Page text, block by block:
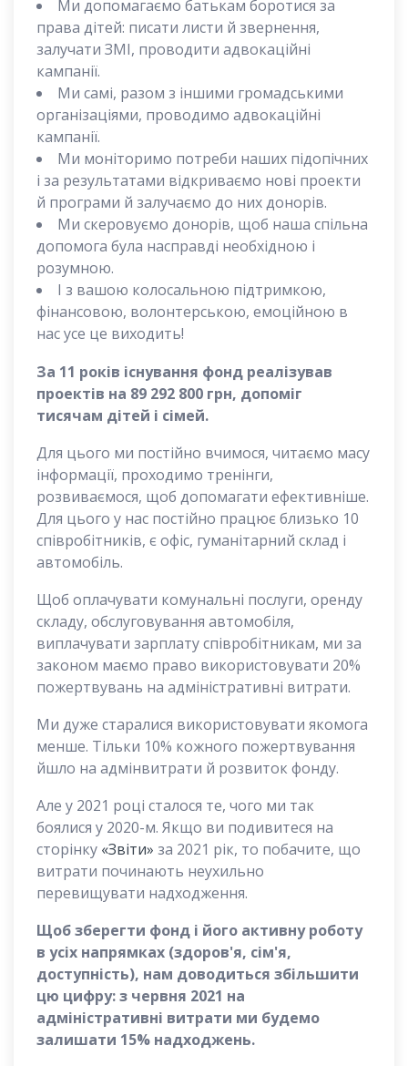
Ми допомагаємо батькам боротися за
права дітей: писати листи й звернення,
залучати ЗМІ, проводити адвокаційні
кампанії.
Ми самі, разом з іншими громадськими
організаціями, проводимо адвокаційні
кампанії.
Ми моніторимо потреби наших підопічних
і за результатами відкриваємо нові проекти
й програми й залучаємо до них донорів.
Ми скеровуємо донорів, щоб наша спільна
допомога була насправді необхідною і
розумною.
І з вашою колосальною підтримкою,
фінансовою, волонтерською, емоційною в
нас усе це виходить!
За 11 років існування фонд реалізував
проектів на 89 292 800 грн, допоміг
тисячам дітей і сімей.
Для цього ми постійно вчимося, читаємо масу
інформації, проходимо тренінги,
розвиваємося, щоб допомагати ефективніше.
Для цього у нас постійно працює близько 10
співробітників, є офіс, гуманітарний склад і
автомобіль.
Щоб оплачувати комунальні послуги, оренду
складу, обслуговування автомобіля,
виплачувати зарплату співробітникам, ми за
законом маємо право використовувати 20%
пожертвувань на адміністративні витрати.
Ми дуже старалися використовувати якомога
менше. Тільки 10% кожного пожертвування
йшло на адмінвитрати й розвиток фонду.
Але у 2021 році сталося те, чого ми так
боялися у 2020-м. Якщо ви подивитеся на
сторінку «Звіти» за 2021 рік, то побачите, що
витрати починають неухильно
перевищувати надходження.
Щоб зберегти фонд і його активну роботу
в усіх напрямках (здоров'я, сім'я,
доступність), нам доводиться збільшити
цю цифру: з червня 2021 на
адміністративні витрати ми будемо
залишати 15% надходжень.